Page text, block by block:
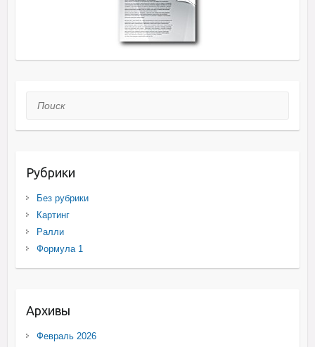
Поиск
Рубрики
Без рубрики
Картинг
Ралли
Формула 1
Архивы
Февраль 2026